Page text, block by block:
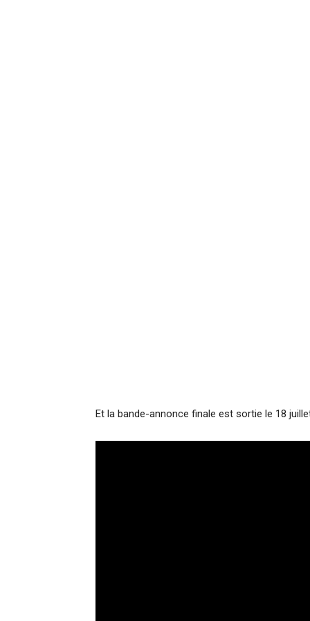
Et la bande-annonce finale est sortie le 18